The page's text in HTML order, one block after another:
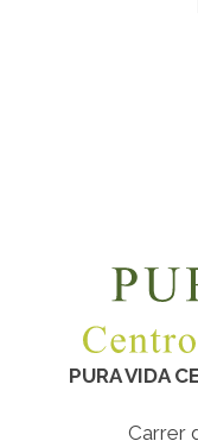
PURA VIDA
Carrer